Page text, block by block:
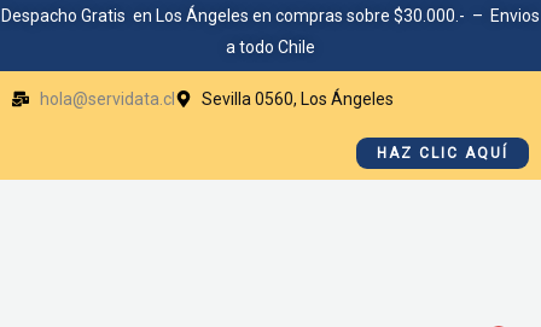
Ir
contenido
Despacho Gratis en Los Ángeles en compras sobre $30.000.- – Envios
a todo Chile
hola@servidata.cl Sevilla 0560, Los Ángeles
HAZ CLIC AQUÍ